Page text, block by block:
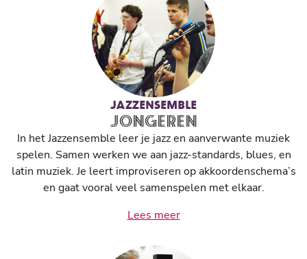
JAZZENSEMBLE
JONGEREN
In het Jazzensemble leer je jazz en aanverwante muziek
spelen. Samen werken we aan jazz-standards, blues, en
latin muziek. Je leert improviseren op akkoordenschema’s
en gaat vooral veel samenspelen met elkaar.
Lees meer